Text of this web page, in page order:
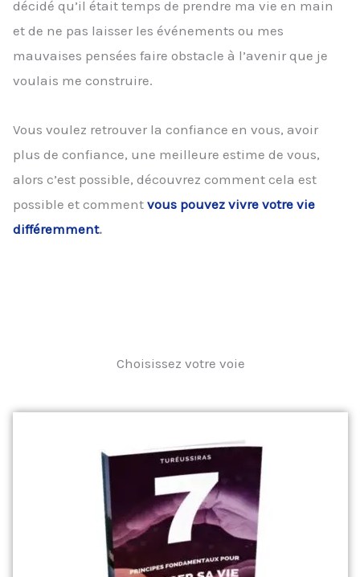
décidé qu’il était temps de prendre ma vie en main
et de ne pas laisser les événements ou mes
mauvaises pensées faire obstacle à l’avenir que je
voulais me construire.
Vous voulez retrouver la confiance en vous, avoir
plus de confiance, une meilleure estime de vous,
alors c’est possible, découvrez comment cela est
possible et comment vous pouvez vivre votre vie
différemment.
Choisissez votre voie